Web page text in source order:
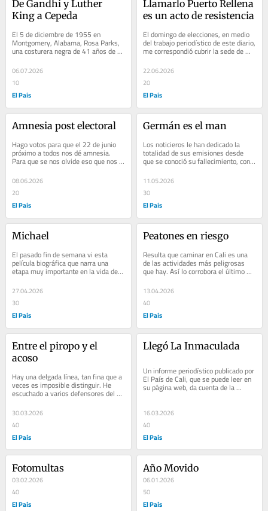
De Gandhi y Luther
King a Cepeda
El 5 de diciembre de 1955 en
Montgomery, Alabama, Rosa Parks,
una costurera negra de 41 años de
edad, se negó a cederle su asiento en
un bus a una...
06.07.2026
10
El País
Llamarlo Puerto Rellena
es un acto de resistencia
El domingo de elecciones, en medio
del trabajo periodístico de este diario,
me correspondió cubrir la sede de
Iván Cepeda en el barrio San
Antonio...
22.06.2026
20
El País
Amnesia post electoral
Hago votos para que el 22 de junio
próximo a todos nos dé amnesia.
Para que se nos olvide eso que nos
dijimos en el grupo de WhatsApp
familiar, en...
08.06.2026
20
El País
Germán es el man
Los noticieros le han dedicado la
totalidad de sus emisiones desde
que se conoció su fallecimiento, con
toda clase de testimonios hablando
sobre su...
11.05.2026
30
El País
Michael
El pasado fin de semana vi esta
película biográfica que narra una
etapa muy importante en la vida de
Michael Jackson: desde la creación de
los...
27.04.2026
30
El País
Peatones en riesgo
Resulta que caminar en Cali es una
de las actividades más peligrosas
que hay. Así lo corrobora el último
informe de percepción ciudadana de
Cali...
13.04.2026
40
El País
Entre el piropo y el
acoso
Hay una delgada línea, tan fina que a
veces es imposible distinguir. He
escuchado a varios defensores del
se...
30.03.2026
40
El País
Llegó La Inmaculada
Un informe periodístico publicado por
El País de Cali, que se puede leer en
su página web, da cuenta de la
llegada a nuestra ciudad de la banda
16.03.2026
40
El País
Fotomultas
03.02.2026
40
El País
Año Movido
06.01.2026
50
El País